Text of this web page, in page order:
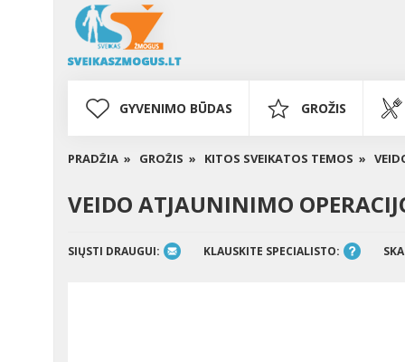
GYVENIMO BŪDAS GROŽIS
PRADŽIA » GROŽIS » KITOS SVEIKATOS TEMOS »
VEIDO ATJAUNINIMO
SIŲSTI DRAUGUI: KLAUSKITE SPECIALISTO: